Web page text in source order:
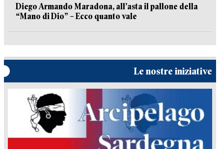
Diego Armando Maradona, all’asta il pallone della
“Mano di Dio” – Ecco quanto vale
Le nostre iniziative